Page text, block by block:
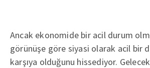
Ancak ekonomide bir acil durum
görünüşe göre siyasi olarak acil bir
karşıya olduğunu hissediyor.